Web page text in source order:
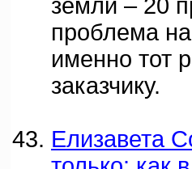
земли – 20
проблема
именно тот
заказчику.
Елизавета